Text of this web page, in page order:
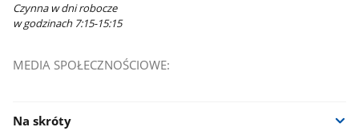
Czynna w dni robocze
w godzinach 7:15-15:15
MEDIA SPOŁECZNOŚCIOWE:
Na skróty